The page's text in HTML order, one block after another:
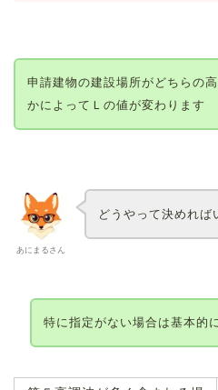
申請建物の建設場所がどちらの
かによってＬの値が変わります
あにまるさん
どうやって決めれば
特に指定がない場合は基本的